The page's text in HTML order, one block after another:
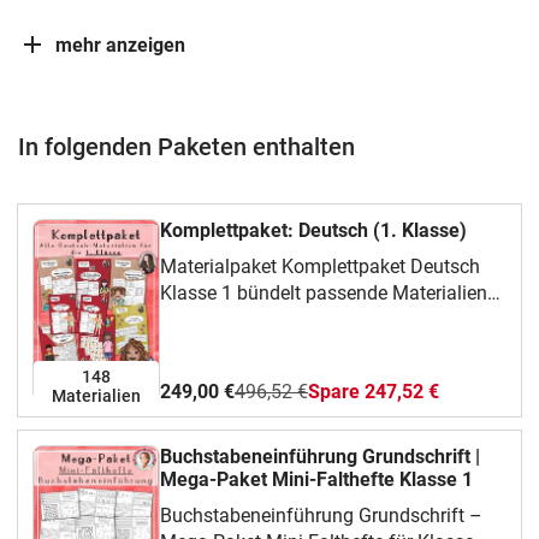
mehr anzeigen
In folgenden Paketen enthalten
148
Materialien
Komplettpaket: Deutsch (1. Klasse)
Materialpaket Komplettpaket Deutsch
Klasse 1 bündelt passende Materialien
Unterrichtsphase passt. Das steckt im
MaterialIm Mittelpunkt stehen Lesen,
Schreiben, Rechtschreibung, Silben und
Buchstaben. Das Paket eignet sich
besonders für Deutschunterricht,
Lesetraining, Schreibzeit und Freiarbeit
249,00 €496,52 €Spare 247,52 €
Buchstabeneinführung Grundschrift |
Mega-Paket Mini-Falthefte Klasse 1
Buchstabeneinführung Grundschrift –